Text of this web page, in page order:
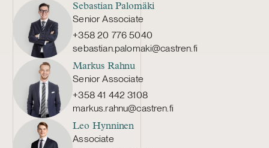
Sebastian Palomäki
Senior Associate
+358 20 776 5040
sebastian.palomaki@castren.fi
Markus Rahnu
Senior Associate
+358 41 442 3108
markus.rahnu@castren.fi
Leo Hynninen
Associate